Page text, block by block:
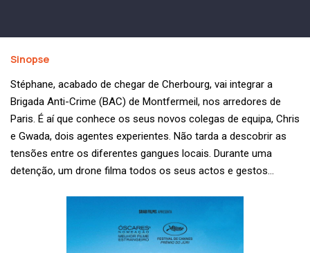
Sinopse
Stéphane, acabado de chegar de Cherbourg, vai integrar a
Brigada Anti-Crime (BAC) de Montfermeil, nos arredores de
Paris. É aí que conhece os seus novos colegas de equipa, Chris
e Gwada, dois agentes experientes. Não tarda a descobrir as
tensões entre os diferentes gangues locais. Durante uma
detenção, um drone filma todos os seus actos e gestos…